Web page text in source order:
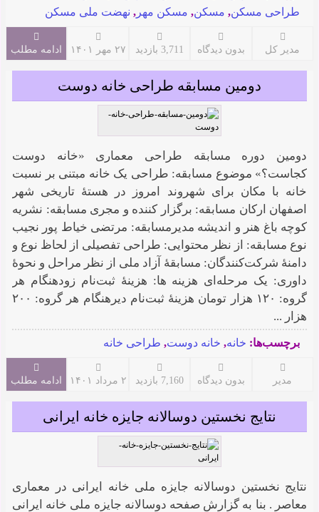
طراحی مسکن, مسکن, مسکن مهر , نهضت ملی مسکن
مدیر کل بدون دیدگاه 3,711 بازدید ۲۷ مهر ۱۴۰۱ ادامه مطلب
دومین مسابقه طراحی خانه دوست
دومین دوره مسابقه طراحی معماری «خانه دوست
کجاست؟» موضوع مسابقه: طراحی یک خانه مبتنی بر نسبت
خانه با مکان برای شهروند امروز در هستۀ تاریخی شهر
اصفهان ارکان مسابقه: برگزار کننده و مجری مسابقه: نشریه
کوچه باغ هنر و اندیشه مدیرمسابقه: مرتضی خیاط پور نجیب
نوع مسابقه: از نظر محتوایی: طراحی تفصیلی از لحاظ نوع و
دامنۀ شرکت‌کنندگان: مسابقۀ آزاد ملی از نظر مراحل و نحوۀ
داوری: یک مرحله‌ای هزینه ها: هزینۀ ثبت‌نام زودهنگام هر
گروه: ۱۲۰ هزار تومان هزینۀ ثبت‌نام دیرهنگام هر گروه: ۲۰۰
هزار ...
برچسب‌ها: خانه, خانه دوست, طراحی خانه
مدیر بدون دیدگاه 7,160 بازدید ۲ مرداد ۱۴۰۱ ادامه مطلب
نتایج نخستین دوسالانه جایزه خانه ایرانی
نتایج نخستین دوسالانه جایزه ملی خانه ایرانی در معماری
معاصر . بنا به گزارش صفحه دوسالانه جایزه ملی خانه ایرانی